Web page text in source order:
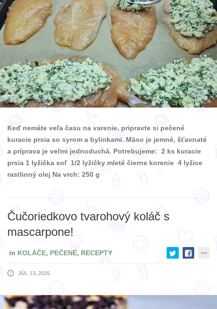
Keď nemáte veľa času na varenie, pripravte si pečené
kuracie prsia so syrom a bylinkami. Mäso je jemné, šťavnaté
a príprava je veľmi jednoduchá. Potrebujeme: 2 ks kuracie
prsia 1 lyžička soľ 1/2 lyžičky mleté čierne korenie 4 lyžice
rastlinný olej Na vrch: 250 g
Čučoriedkovo tvarohový koláč s
mascarpone!
in KOLÁČE, PEČENÉ, RECEPTY
JÚL 13, 2025